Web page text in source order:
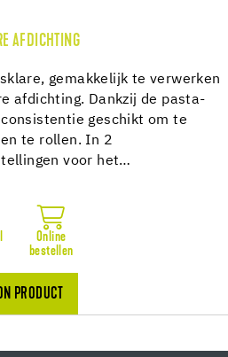
AFDICHTING
gemakkelijk te verwerken
afdichting. Dankzij de pasta-
geschikt om te
te rollen. In 2
voor het…
Online
bestellen
PRODUCT